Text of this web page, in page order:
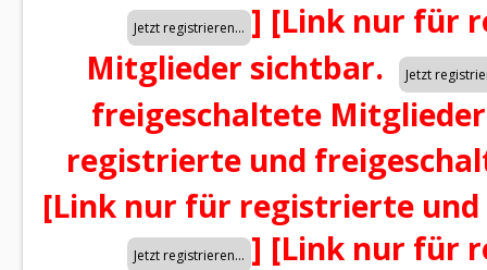
] [Link nur für
Mitglieder sichtbar.
freigeschaltete
registrierte und
[Link nur für registrierte
] [Link nur für